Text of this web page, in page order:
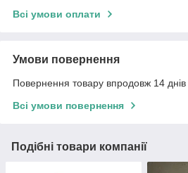
Всі умови оплати
Умови повернення
Повернення товару впродовж 14 днів
Всі умови повернення
Подібні товари компанії